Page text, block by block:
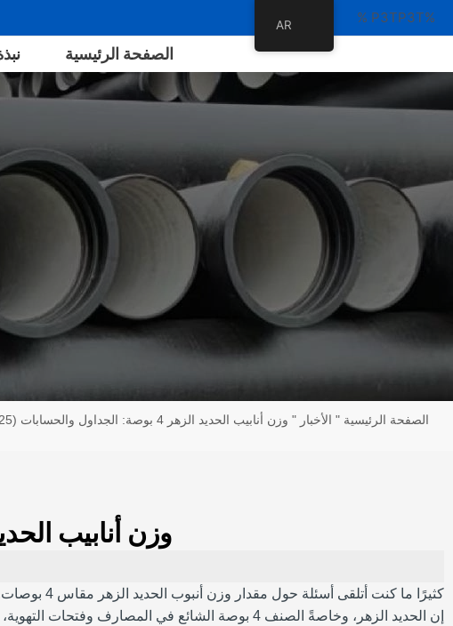
容
%P3TP3T %
الصفحة الرئيسية
الصفحة الرئيسية " الأخبار " وزن أنابيب الحديد الزهر 4 بوصة: الجداول والحسابات (2025)
وزن أنابيب الحديد الزهر 4 بوصة:
كثيرًا ما
إن الحديد الزهر، وخاصةً الصنف 4 بوصة الشائع في
AR